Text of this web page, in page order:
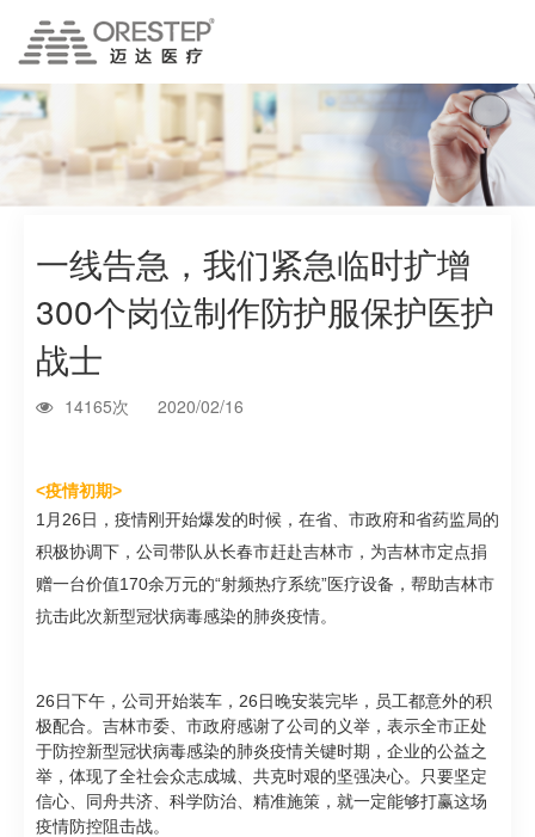
一线告急，我们紧急临时扩增
300个岗位制作防护服保护医护
战士
14165次 2020/02/16
<疫情初期>
1月26日，疫情刚开始爆发的时候， 在省、市政府和省药监局的
积极协调下，公司带队从长春市赶赴吉林市，为吉林市定点捐
赠一台价值170余万元的“射频热疗系统”医疗设备，帮助吉林市
抗击此次新型冠状病毒感染的肺炎疫情。
26日下午，公司开始装车，26日晚安装完毕，员工都意外的积
极配合。吉林市委、市政府感谢了公司的义举，表示全市正处
于防控新型冠状病毒感染的肺炎疫情关键时期，企业的公益之
举，体现了全社会众志成城、共克时艰的坚强决心。只要坚定
信心、同舟共济、科学防治、精准施策，就一定能够打赢这场
疫情防控阻击战。